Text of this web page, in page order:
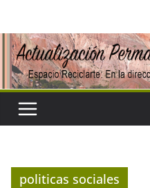
contenido
politicas sociales